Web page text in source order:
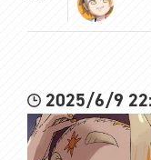
2025/6/9